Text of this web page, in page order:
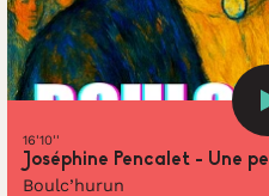
16'10''
Joséphine Pencalet - Une
Boulc’hurun